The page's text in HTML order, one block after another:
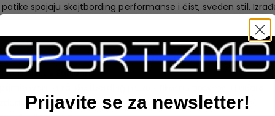
patike spajaju skejtbording performanse i čist, sveden stil.
Aleksis Sablone.
prianjanje.
Prijavite se za newsletter!